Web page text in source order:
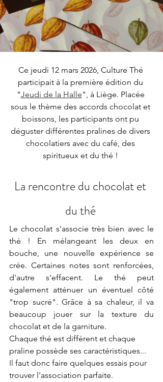
Ce jeudi 12 mars 2026, Culture Thé
participait à la première édition du
"Jeudi de la Halle", à Liège. Placée
sous le thème des accords chocolat et
boissons, les participants ont pu
déguster différentes pralines de divers
chocolatiers avec du café, des
spiritueux et du thé !
La rencontre du chocolat et
du thé
Le chocolat s'associe très bien avec le
thé ! En mélangeant les deux en
bouche, une nouvelle expérience se
crée. Certaines notes sont renforcées,
d'autre s'effacent. Le thé peut
également atténuer un éventuel côté
"trop sucré". Grâce à sa chaleur, il va
beaucoup jouer sur la texture du
chocolat et de la garniture.
Chaque thé est différent et chaque
praline possède ses caractéristiques...
Il faut donc faire quelques essais pour
trouver l'association parfaite.